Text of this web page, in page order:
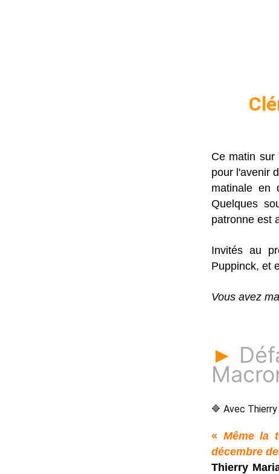
Ce matin sur
pour l'avenir
matinale en
Quelques
patronne est
Invités au
Puppinck, et
Vous avez
►
🔷 Avec Thierry
« Même la
décembre
Thierry